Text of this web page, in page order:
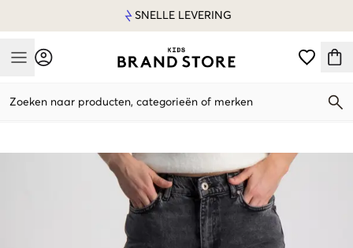
SNELLE LEVERING
Mobile Menu
Zoeken naar producten, categorieën of merken